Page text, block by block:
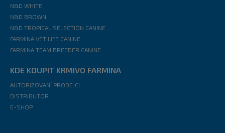
N&D WHITE
N&D BROWN
N&D TROPICAL SELECTION CANINE
FARMINA VET LIFE CANINE
FARMINA TEAM BREEDER CANINE
KDE KOUPIT KRMIVO FARMINA
AUTORIZOVANÍ PRODEJCI
DISTRIBUTOR
E-SHOP